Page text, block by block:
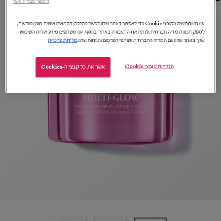
אנו משתמשים בקובצי Cookie כדי לאפשר לאתר שלנו לפעול כהלכה, להתאים אישית תוכן ומודעות,
לספק תכונות מדיה חברתית ולנתח את התעבורה באתר. בנוסף, אנו משתפים מידע אודות השימוש
שלך באתר שלנו עם המדיה החברתית ושותפי הפרסום והניתוח שלנו.מדיניות פרטיות
הגדרות קובצי Cookie אשר את כל קבצי ה-Cookies
המשך מבלי לאשר